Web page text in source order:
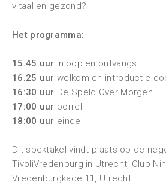
vitaal en gezond?
Het programma:
15.45 uur inloop en ontvangst
16.25 uur welkom en introductie
16:30 uur De Speld Over Morgen
17:00 uur borrel
18:00 uur einde
Dit spektakel vindt plaats op de
TivoliVredenburg in Utrecht, Club
Vredenburgkade 11, Utrecht.